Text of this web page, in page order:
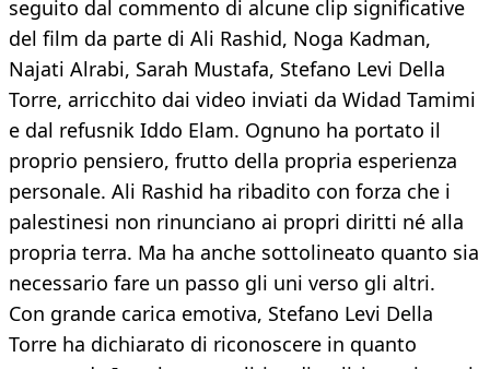
seguito dal commento di alcune clip significative
del film da parte di Ali Rashid, Noga Kadman,
Najati Alrabi, Sarah Mustafa, Stefano Levi Della
Torre, arricchito dai video inviati da Widad Tamimi
e dal refusnik Iddo Elam. Ognuno ha portato il
proprio pensiero, frutto della propria esperienza
personale. Ali Rashid ha ribadito con forza che i
palestinesi non rinunciano ai propri diritti né alla
propria terra. Ma ha anche sottolineato quanto sia
necessario fare un passo gli uni verso gli altri.
Con grande carica emotiva, Stefano Levi Della
Torre ha dichiarato di riconoscere in quanto